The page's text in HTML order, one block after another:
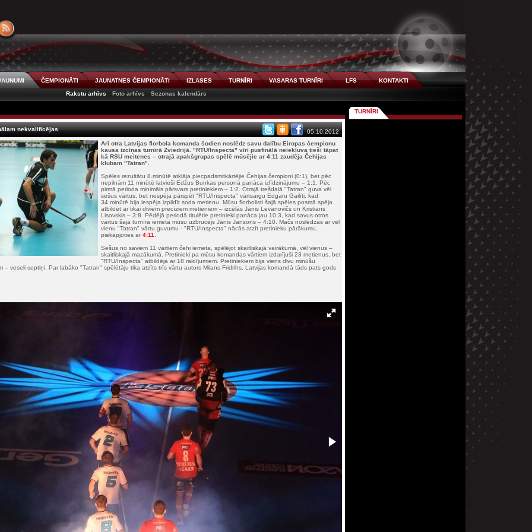
ČEMPIONĀTI JAUNATNES ČEMPIONĀTI IZLASES TURNĪRI VASARAS TURNĪRI LFS
KONTAKTI
Rakstu arhīvs
Foto arhīvs Sezonas kalendārs
nekvalificējas
05.10.2012
Arī otra Latvijas florbola komanda šodien noslēdz savu dalību Eiropas čempionu
kausa izcīņas turnīrā Zviedrijā. "RTU/Inspecta" vīri pusfinālā neiekļuva tieši tāpat
kā RSU meitenes – otrajā apakšgrupas spēlē mūsējie ar 4:11 zaudēja Čehijas
klubam "Tatran".
Spēles rezultātu 8.minūtē atklāja piecpadsmitkārtējie Čehijas čempioni (0:1), bet pēc
nepilnām 11 minūtē latvieši Edžus Bunkas personā panāca izlīdzinājumu – 1:1. Pēc
pirmā perioda minimāls pārsvars pretiniekiem – 1:2. Otrajā trešdaļā "Tatran" guva vēl
sešus vārtus, bet nespēja pārspēt "RTU/Inspecta" vārtsargu Edgaru Gailīti, kad
34.minūtē bija iespēja izpildīt soda metienu. Mūsu florbolisti šajā spēles posmā spēja
atbildēt ar tikai diviem precīziem metieniem – izcēlās Jānis Levanovičs un Kristians
Lisovskis – 3:8. Pēdējā periodā titulētie pretinieki panāca jau 10:3, kad savus otros
vārtus šajā turnīrā iemeta mūsu uzbrucējs Jānis Jansons – 4:10. Mačs noslēdzās ar vēl
vienu "Tatran" vārtu guvumu - "RTU/Inspecta" nācās atzīt pretinieku pārākumu,
piekāpjoties ar 4:11
Sešus no saviem 11 vārtiem čehi iemeta, spēlējot skaitliskajā vairākumā, vēl vienus –
skaitliskajā mazākumā. Pretinieki pa mūsu komandas vārtiem izdarījuši 23 metienus, bet
"RTU/Inspecta" atbildēja ar 18 raidījumiem. Pretiniekiem bija viens divu minūšu
– veseli septiņi. Par labāko "Tatran" spēlētāju tika atzīts trīs vārtu autors Milans Fridrihs, Latvijas komandā tāds pats gods
TURNĪRI